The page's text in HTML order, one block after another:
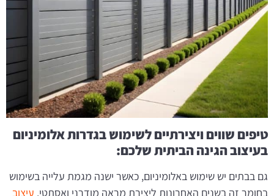
טיפים שווים ויצירתיים לשימוש בגדרות אלומיניום
בעיצוב הגינה הביתית שלכם:
גם בבתים יש שימוש באלומיניום, כאשר ישנה מגמת עלייה בשימוש
בחומר זה בשנים האחרונות ליצירת מראה מודרני ואסתטי. עיצוב